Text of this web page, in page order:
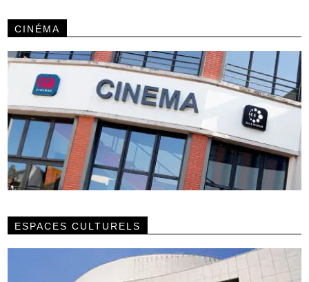
CINÉMA
ESPACES CULTURELS